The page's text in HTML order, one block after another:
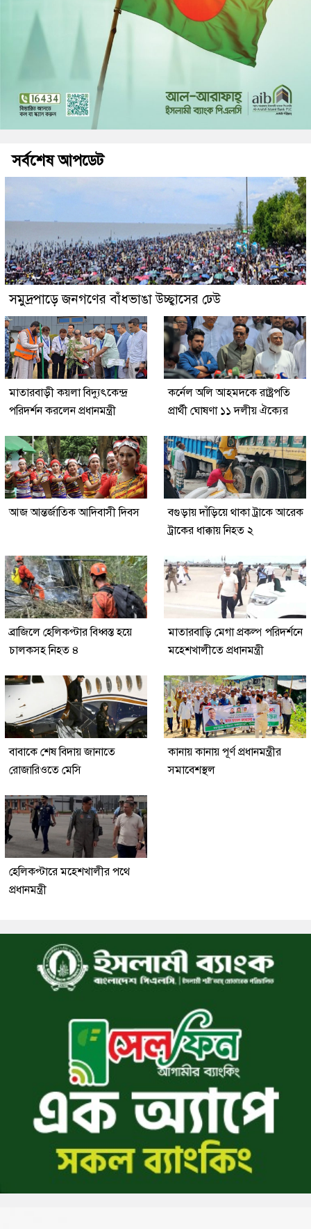
সর্বশেষ আপডেট
সমুদ্রপাড়ে জনগণের বাঁধভাঙা উচ্ছ্বাসের ঢেউ
মাতারবাড়ী কয়লা বিদ্যুৎকেন্দ্র
পরিদর্শন করলেন প্রধানমন্ত্রী
কর্নেল অলি আহমদকে রাষ্ট্রপতি
প্রার্থী ঘোষণা ১১ দলীয় ঐক্যের
আজ আন্তর্জাতিক আদিবাসী দিবস
বগুড়ায় দাঁড়িয়ে থাকা ট্রাকে আরেক
ট্রাকের ধাক্কায় নিহত ২
ব্রাজিলে হেলিকপ্টার বিধ্বস্ত হয়ে
চালকসহ নিহত ৪
মাতারবাড়ি মেগা প্রকল্প পরিদর্শনে
মহেশখালীতে প্রধানমন্ত্রী
বাবাকে শেষ বিদায় জানাতে
রোজারিওতে মেসি
কানায় কানায় পূর্ণ প্রধানমন্ত্রীর
সমাবেশস্থল
হেলিকপ্টারে মহেশখালীর পথে
প্রধানমন্ত্রী